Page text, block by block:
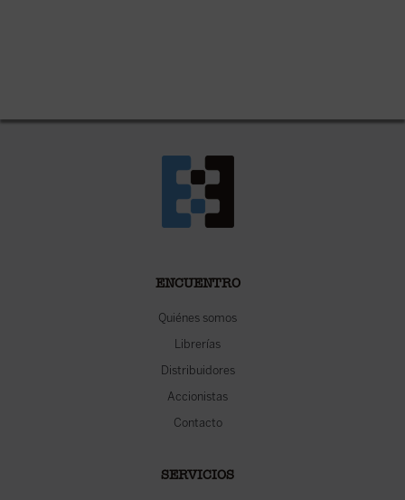
ENCUENTRO
Quiénes somos
Librerías
Distribuidores
Accionistas
Contacto
SERVICIOS